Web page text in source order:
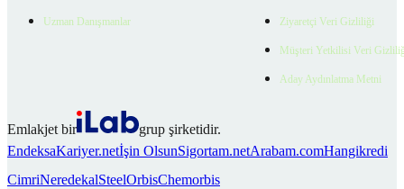
Uzman Danışmanlar Ziyaretçi Veri Gizliliği
Müşteri Yetkilisi Veri
Aday Aydınlatma Metni
Emlakjet bir
grup şirketidir.
EndeksaKariyer.netİşin OlsunSigortam.netArabam.comHangikredi
CimriNeredekalSteelOrbisChemorbis